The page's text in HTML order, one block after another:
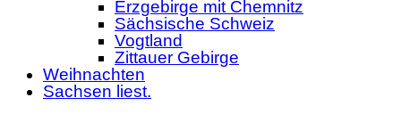
Erzgebirge mit Chemnitz
Sächsische Schweiz
Vogtland
Zittauer Gebirge
Weihnachten
Sachsen liest.